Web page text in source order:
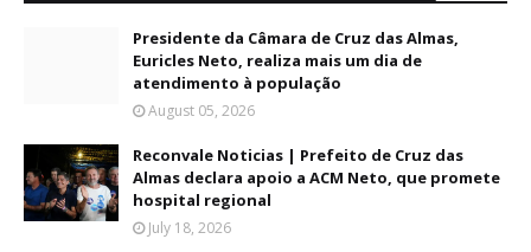
Presidente da Câmara de Cruz das Almas,
Euricles Neto, realiza mais um dia de
atendimento à população
August 05, 2026
Reconvale Noticias | Prefeito de Cruz das
Almas declara apoio a ACM Neto, que promete
hospital regional
July 18, 2026